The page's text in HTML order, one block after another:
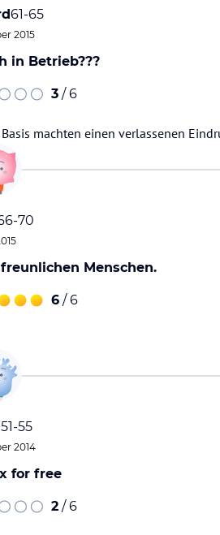
61-65
2015
in Betrieb???
3 / 6
machten einen verlassenen
70
Menschen.
6 / 6
51-55
2014
for free
2 / 6